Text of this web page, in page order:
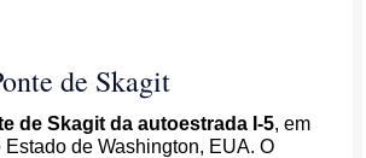
de Skagit
de Skagit da autoestrada I-5, em
Estado de Washington, EUA. O